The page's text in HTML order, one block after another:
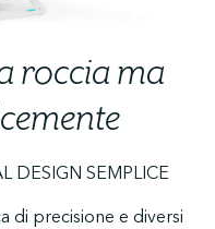
roccia ma
DESIGN SEMPLICE
di precisione e diversi